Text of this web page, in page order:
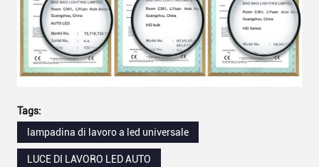
Tags:
lampadina di lavoro a led universale
LUCE DI LAVORO LED AUTO